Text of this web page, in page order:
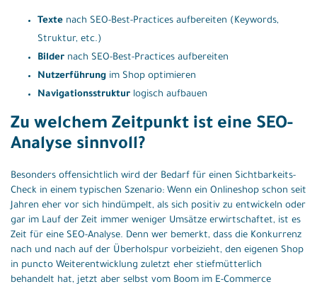
Textenach SEO-Best-Practices aufbereiten (Keywords,
Struktur, etc.)
Bildernach SEO-Best-Practices aufbereiten
Nutzerführungim Shop optimieren
Navigationsstrukturlogisch aufbauen
Zu welchem Zeitpunkt ist eine SEO-
Analyse sinnvoll?
Besonders offensichtlich wird der Bedarf für einen Sichtbarkeits-
Check in einem typischen Szenario: Wenn ein Onlineshop schon seit
Jahren eher vor sich hindümpelt, als sich positiv zu entwickeln oder
gar im Lauf der Zeit immer weniger Umsätze erwirtschaftet, ist es
Zeit für eine SEO-Analyse. Denn wer bemerkt, dass die Konkurrenz
nach und nach auf der Überholspur vorbeizieht, den eigenen Shop
in puncto Weiterentwicklung zuletzt eher stiefmütterlich
behandelt hat, jetzt aber selbst vom Boom im E-Commerce